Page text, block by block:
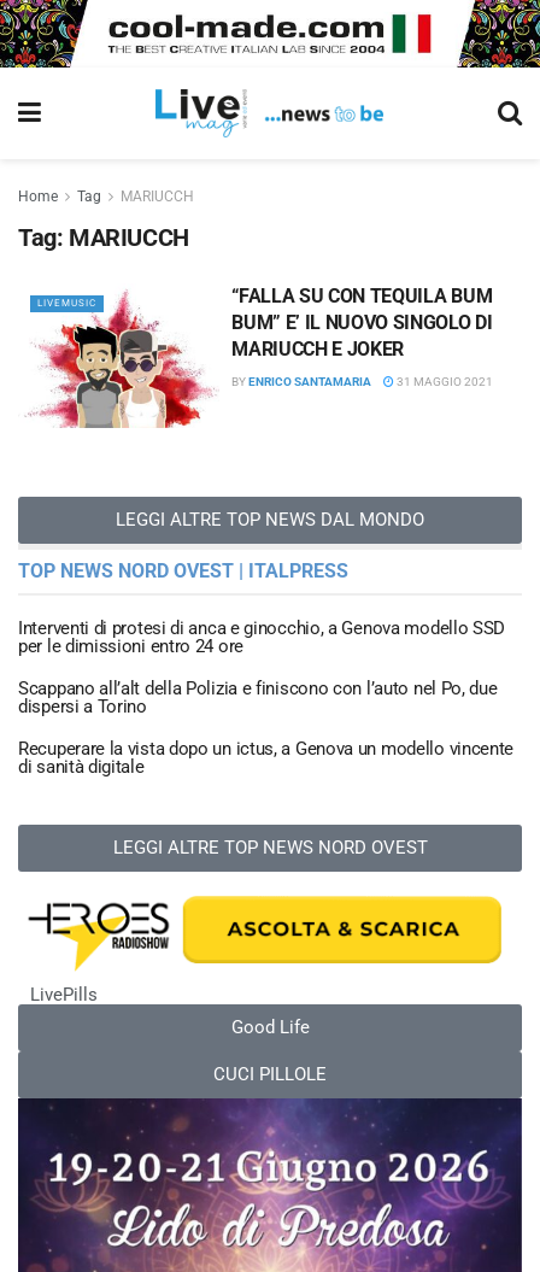
Home Tag MARIUCCH
Tag: MARIUCCH
LIVEMUSIC
“FALLA SU CON TEQUILA BUM
BUM” E’ IL NUOVO SINGOLO DI
MARIUCCH E JOKER
BYENRICO SANTAMARIA 31 MAGGIO 2021
LEGGI ALTRE TOP NEWS DAL MONDO
TOP NEWS NORD OVEST | ITALPRESS
Interventi di protesi di anca e ginocchio, a Genova modello SSD
per le dimissioni entro 24 ore
Scappano all’alt della Polizia e finiscono con l’auto nel Po, due
dispersi a Torino
Recuperare la vista dopo un ictus, a Genova un modello vincente
di sanità digitale
LEGGI ALTRE TOP NEWS NORD OVEST
LivePills
Good Life
CUCI PILLOLE